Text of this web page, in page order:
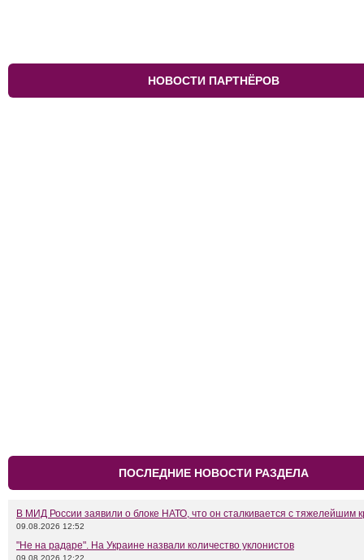
НОВОСТИ ПАРТНЁРОВ
ПОСЛЕДНИЕ НОВОСТИ РАЗДЕЛА
В МИД России заявили о блоке НАТО, что он сталкивается с тяжелейшим
09.08.2026 12:52
"Не на радаре". На Украине назвали количество уклонистов
09.08.2026 12:22